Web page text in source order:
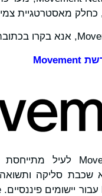
כחלק מאסטרטגיית
Movement